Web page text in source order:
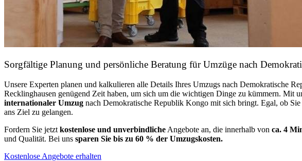
Sorgfältige Planung und persönliche Beratung für Umzüge nach
Unsere Experten planen und kalkulieren alle Details Ihres Umzugs nach Demokratische
Recklinghausen genügend Zeit haben, um sich um die wichtigen Dinge zu kümmern. Mit
internationaler Umzug nach Demokratische Republik Kongo mit sich bringt. Egal, ob
ans Ziel zu gelangen.
Fordern Sie jetzt kostenlose und unverbindliche Angebote an, die innerhalb von ca. 4
und Qualität. Bei uns sparen Sie bis zu 60 % der Umzugskosten.
Kostenlose Angebote erhalten